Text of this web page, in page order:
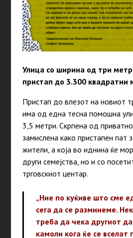
Улица со ширина од три
пристап до 3.300 квадратни
Пристап до влезот на новиот
има од една тесна помошна
3,5 метри. Скрпена од
замислена како пристапен пат
жители, а која во иднина ќе
други семејства, но и со
трговскиот центар.
„Ние по куќиве што сме
сега да се разминеме.
треба да чека другиот
камоли кога ќе се вселат